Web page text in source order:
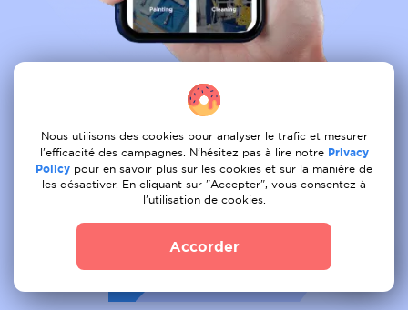
Reservez tous les services depuis le
confort de votre canape
Tâche de la poste
Recevoir une offre
Nous utilisons des cookies pour analyser le trafic et mesurer
l'efficacité des campagnes. N'hésitez pas à lire notre Privacy
Policy pour en savoir plus sur les cookies et sur la manière de
les désactiver. En cliquant sur "Accepter", vous consentez à
l'utilisation de cookies.
Accorder